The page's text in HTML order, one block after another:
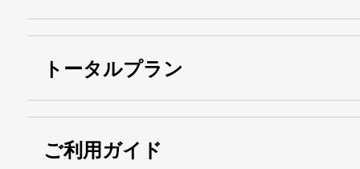
トータルプラン
ご利用ガイド